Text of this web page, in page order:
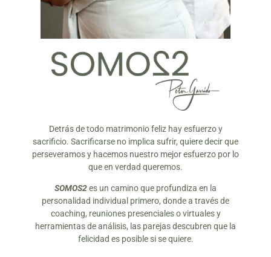
Detrás de todo matrimonio feliz hay esfuerzo y
sacrificio. Sacrificarse no implica sufrir, quiere decir que
perseveramos y hacemos nuestro mejor esfuerzo por lo
que en verdad queremos.
SOMOS2es un camino que profundiza en la
personalidad individual primero, donde a través de
coaching, reuniones presenciales o virtuales y
herramientas de análisis, las parejas descubren que la
felicidad es posible si se quiere.